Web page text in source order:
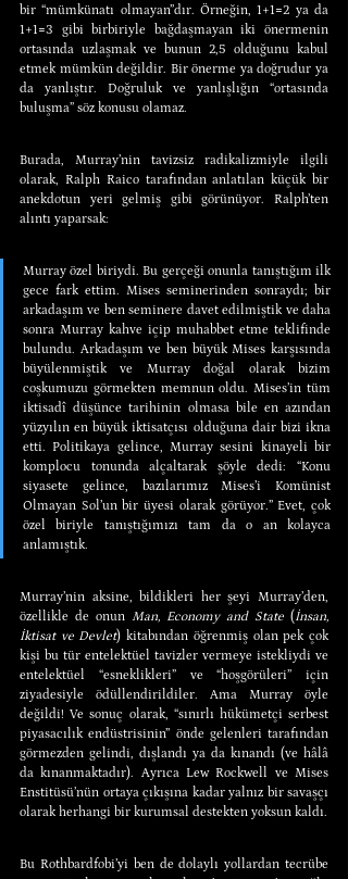
bir “mümkünatı olmayan”dır. Örneğin, 1+1=2 ya da
1+1=3 gibi birbiriyle bağdaşmayan iki önermenin
ortasında uzlaşmak ve bunun 2,5 olduğunu kabul
etmek mümkün değildir. Bir önerme ya doğrudur ya
da yanlıştır. Doğruluk ve yanlışlığın “ortasında
buluşma” söz konusu olamaz.
Burada, Murray’nin tavizsiz radikalizmiyle ilgili
olarak, Ralph Raico tarafından anlatılan küçük bir
anekdotun yeri gelmiş gibi görünüyor. Ralph’ten
alıntı yaparsak:
Murray özel biriydi. Bu gerçeği onunla tanıştığım ilk
gece fark ettim. Mises seminerinden sonraydı; bir
arkadaşım ve ben seminere davet edilmiştik ve daha
sonra Murray kahve içip muhabbet etme teklifinde
bulundu. Arkadaşım ve ben büyük Mises karşısında
büyülenmiştik ve Murray doğal olarak bizim
coşkumuzu görmekten memnun oldu. Mises’in tüm
iktisadî düşünce tarihinin olmasa bile en azından
yüzyılın en büyük iktisatçısı olduğuna dair bizi ikna
etti. Politikaya gelince, Murray sesini kinayeli bir
komplocu tonunda alçaltarak şöyle dedi: “Konu
siyasete gelince, bazılarımız Mises’i Komünist
Olmayan Sol’un bir üyesi olarak görüyor.” Evet, çok
özel biriyle tanıştığımızı tam da o an kolayca
anlamıştık.
Murray’nin aksine, bildikleri her şeyi Murray’den,
özellikle de onun Man, Economy and State (İnsan,
İktisat ve Devlet) kitabından öğrenmiş olan pek çok
kişi bu tür entelektüel tavizler vermeye istekliydi ve
entelektüel “esneklikleri” ve “hoşgörüleri” için
ziyadesiyle ödüllendirildiler. Ama Murray öyle
değildi! Ve sonuç olarak, “sınırlı hükümetçi serbest
piyasacılık endüstrisinin” önde gelenleri tarafından
görmezden gelindi, dışlandı ya da kınandı (ve hâlâ
da kınanmaktadır). Ayrıca Lew Rockwell ve Mises
Enstitüsü’nün ortaya çıkışına kadar yalnız bir savaşçı
olarak herhangi bir kurumsal destekten yoksun kaldı.
Bu Rothbardfobi’yi ben de dolaylı yollardan tecrübe